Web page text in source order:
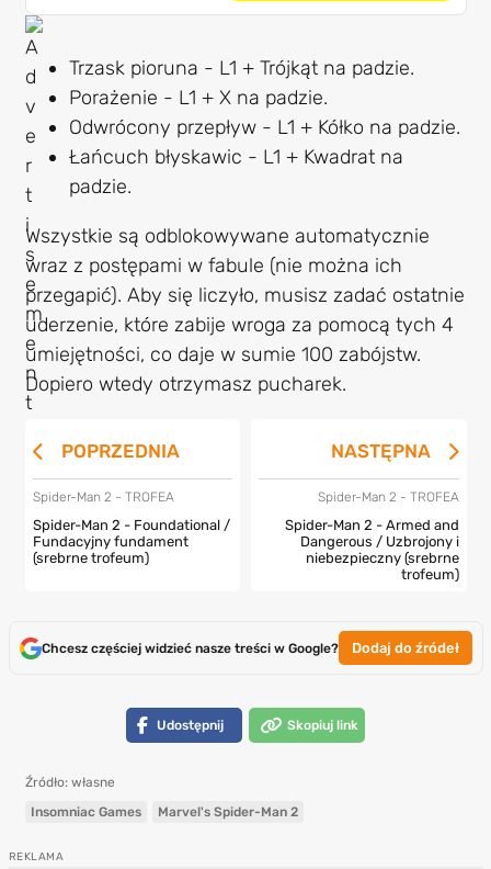
Trzask pioruna - L1 + Trójkąt na padzie.
Porażenie - L1 + X na padzie.
Odwrócony przepływ - L1 + Kółko na padzie.
Łańcuch błyskawic - L1 + Kwadrat na
padzie.
Wszystkie są odblokowywane automatycznie
wraz z postępami w fabule (nie można ich
przegapić). Aby się liczyło, musisz zadać ostatnie
uderzenie, które zabije wroga za pomocą tych 4
umiejętności, co daje w sumie 100 zabójstw.
Dopiero wtedy otrzymasz pucharek.
POPRZEDNIA
Spider-Man 2 - TROFEA
Spider-Man 2 - Foundational /
Fundacyjny fundament
(srebrne trofeum)
NASTĘPNA
Spider-Man 2 - TROFEA
Spider-Man 2 - Armed and
Dangerous / Uzbrojony i
niebezpieczny (srebrne
trofeum)
Chcesz częściej widzieć nasze treści w Google? Dodaj do źródeł
Udostępnij Skopiuj link
Źródło: własne
Insomniac Games
Marvel's Spider-Man 2